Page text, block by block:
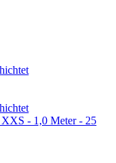
- 1,0 Meter - 25